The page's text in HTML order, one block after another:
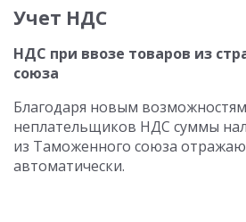
Учет НДС
НДС при ввозе товаров из
союза
Благодаря новым
неплательщиков НДС суммы
из Таможенного союза
автоматически.